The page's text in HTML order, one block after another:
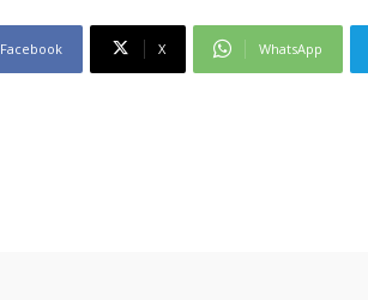
Facebook X WhatsApp